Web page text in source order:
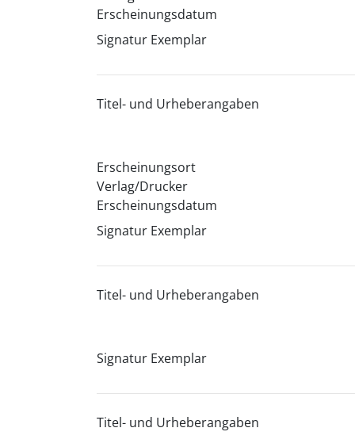
Erscheinungsdatum
Signatur Exemplar
Titel- und Urheberangaben
Erscheinungsort
Verlag/Drucker
Erscheinungsdatum
Signatur Exemplar
Titel- und Urheberangaben
Signatur Exemplar
Titel- und Urheberangaben